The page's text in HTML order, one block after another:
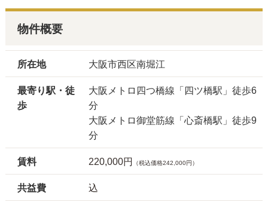
物件概要
所在地 大阪市西区南堀江
最寄り駅・徒
歩
大阪メトロ四つ橋線「四ツ橋駅」徒歩6
分
大阪メトロ御堂筋線「心斎橋駅」徒歩9
分
賃料 220,000円 （税込価格242,000円）
共益費 込